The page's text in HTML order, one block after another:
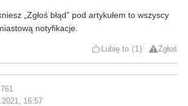
„Zgłoś błąd” pod artykułem to wszyscy
notyfikacje.
Lubię to 1 Zgłoś
16:57